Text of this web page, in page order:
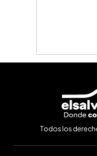
Todos los